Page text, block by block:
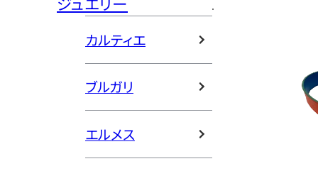
カルティエ
ブルガリ
エルメス